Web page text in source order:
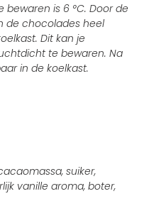
is 6 °C. Door de
de chocolades heel
Dit kan je
te bewaren. Na
in de koelkast.
suiker,
vanille aroma, boter,